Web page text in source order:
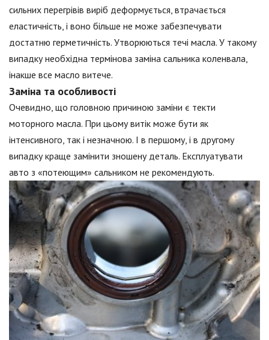
сильних перегрівів виріб деформується, втрачається
еластичність, і воно більше не може забезпечувати
достатню герметичність. Утворюються течі масла. У такому
випадку необхідна термінова заміна сальника коленвала,
інакше все масло витече.
Заміна та особливості
Очевидно, що головною причиною заміни є текти
моторного масла. При цьому витік може бути як
інтенсивного, так і незначною. І в першому, і в другому
випадку краще замінити зношену деталь. Експлуатувати
авто з «потеющим» сальником не рекомендують.